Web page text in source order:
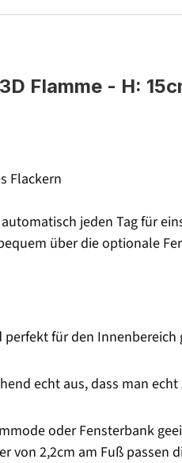
Flamme - H:
Flackern
jeden Tag für
über die optionale
für den Innenbereich
echt aus, dass man
oder Fensterbank
2,2cm am Fuß passen